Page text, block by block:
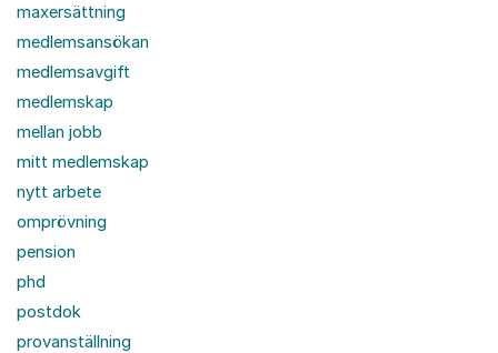
maxersättning
medlemsansökan
medlemsavgift
medlemskap
mellan jobb
mitt medlemskap
nytt arbete
omprövning
pension
phd
postdok
provanställning